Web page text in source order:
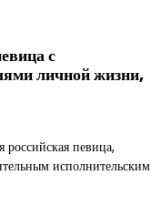
с
личной жизни,
российская певица,
исполнительским